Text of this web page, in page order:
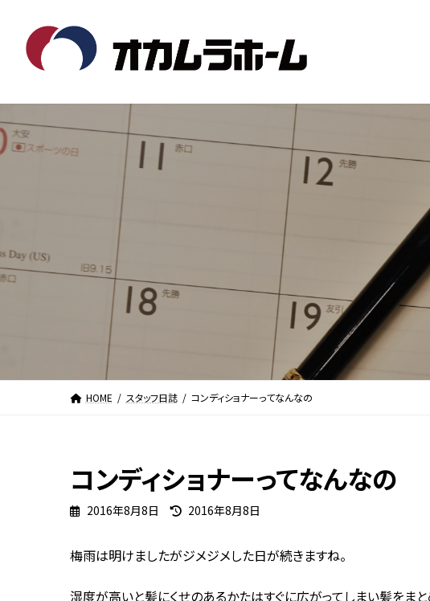
へ
ス
キ
ョ
ン
に
HOME スタッフ日誌 コンディショナーってなんなの
コンディショナーってなんなの
2016年8月8日
最
新
時
2016年8月8日
梅雨は明けましたがジメジメした日が続きますね。
湿度が高いと髪にくせのあるかたはすぐに広がってしまい髪をま